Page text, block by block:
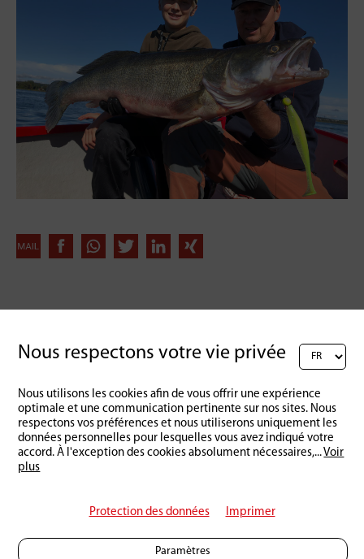
Nous respectons votre vie privée
Nous utilisons les cookies afin de vous offrir une expérience
optimale et une communication pertinente sur nos sites. Nous
respectons vos préférences et nous utiliserons uniquement les
données personnelles pour lesquelles vous avez indiqué votre
accord. À l'exception des cookies absolument nécessaires,...Voir
plus
Protection des données Imprimer
Paramètres